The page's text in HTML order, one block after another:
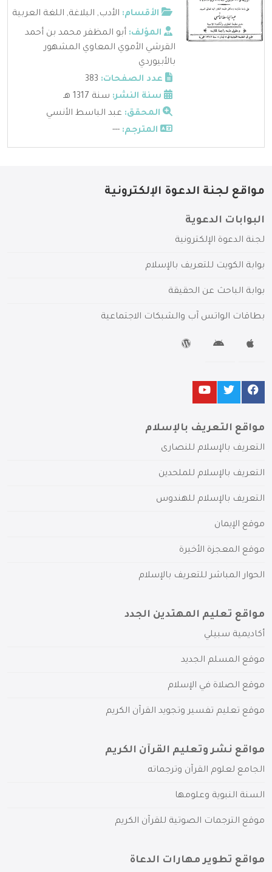
الأقسام: الأدب, البلاغة, اللغة العربية
المؤلف: أبو المظفر محمد بن أحمد
القرشي الأموي المعاوي المشهور
بالأبيوردي
عدد الصفحات:
سنة النشر: سنة 1317 هـ
المحقق: عبد الباسط الأنسي
المترجم: ---
مواقع لجنة الدعوة الإلكترونية
البوابات الدعوية
لجنة الدعوة الإلكترونية
بوابة الكويت للتعريف بالإسلام
بوابة الباحث عن الحقيقة
بطاقات الواتس آب والشبكات الاجتماعية
مواقع التعريف بالإسلام
التعريف بالإسلام للنصارى
التعريف بالإسلام للملحدين
التعريف بالإسلام للهندوس
موقع الإيمان
موقع المعجزة الأخيرة
الحوار المباشر للتعريف بالإسلام
مواقع تعليم المهتدين الجدد
أكاديمية سبيلي
موقع المسلم الجديد
موقع الصلاة في الإسلام
موقع تعليم تفسير وتجويد القرآن الكريم
مواقع نشر وتعليم القرآن الكريم
الجامع لعلوم القرآن وترجماته
السنة النبوية وعلومها
موقع الترجمات الصوتية للقرآن الكريم
مواقع تطوير مهارات الدعاة